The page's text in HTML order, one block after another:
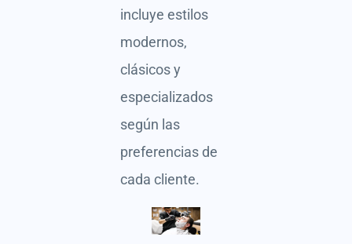
incluye estilos
modernos,
clásicos y
especializados
según las
preferencias de
cada cliente.